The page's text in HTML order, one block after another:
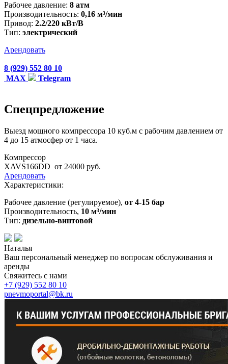
Рабочее давление: 8 атм
Производительность: 0,16 м³/мин
Привод: 2.2/220 кВт/В
Тип: электрический
Арендовать
8 (929) 552 80 10
MAX
Telegram
Спецпредложение
Выезд мощного компрессора 10 куб.м с рабочим давлением от
4 до 15 атмосфер от 1 часа.
Компрессор
XAVS166DD от 24000 руб.
Арендовать
Характеристики:
Рабочее давление (регулируемое), от 4-15 бар
Производительность, 10 м³/мин
Тип: дизельно-винтовой
Наталья
Ваш персональный менеджер по вопросам обслуживания и
аренды
Свяжитесь с нами
+7 (929) 552 80 10
pnevmoportal@bk.ru